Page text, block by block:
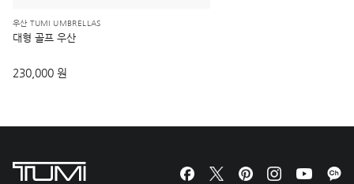
우산 TUMI UMBRELLAS
대형 골프 우산
230,000 원